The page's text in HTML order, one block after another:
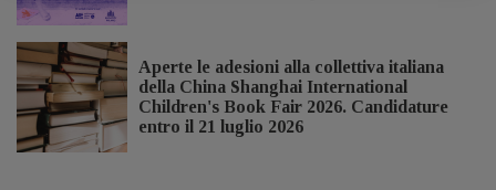
Aperte le adesioni alla collettiva italiana
della China Shanghai International
Children's Book Fair 2026. Candidature
entro il 21 luglio 2026